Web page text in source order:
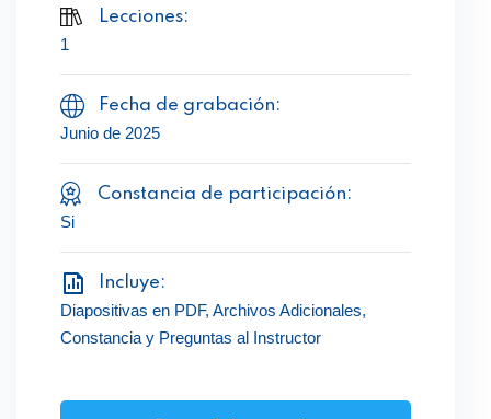
Lecciones:
1
Fecha de grabación:
Junio de 2025
Constancia de participación:
Si
Incluye:
Diapositivas en PDF, Archivos Adicionales,
Constancia y Preguntas al Instructor